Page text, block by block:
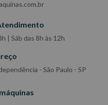
| Sáb das 8h às 12h
- São Paulo - SP